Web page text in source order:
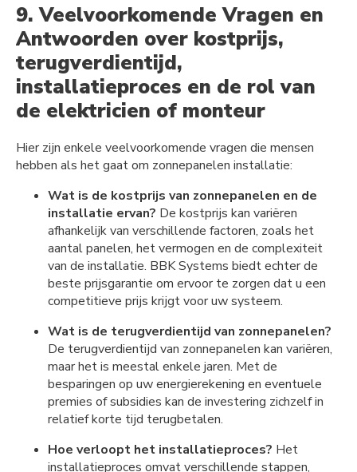
9. Veelvoorkomende Vragen en
Antwoorden over kostprijs,
terugverdientijd,
installatieproces en de rol van
de elektricien of monteur
Hier zijn enkele veelvoorkomende vragen die mensen
hebben als het gaat om zonnepanelen installatie:
Wat is de kostprijs van zonnepanelen en de
installatie ervan? De kostprijs kan variëren
afhankelijk van verschillende factoren, zoals het
aantal panelen, het vermogen en de complexiteit
van de installatie. BBK Systems biedt echter de
beste prijsgarantie om ervoor te zorgen dat u een
competitieve prijs krijgt voor uw systeem.
Wat is de terugverdientijd van zonnepanelen?
De terugverdientijd van zonnepanelen kan variëren,
maar het is meestal enkele jaren. Met de
besparingen op uw energierekening en eventuele
premies of subsidies kan de investering zichzelf in
relatief korte tijd terugbetalen.
Hoe verloopt het installatieproces? Het
installatieproces omvat verschillende stappen,